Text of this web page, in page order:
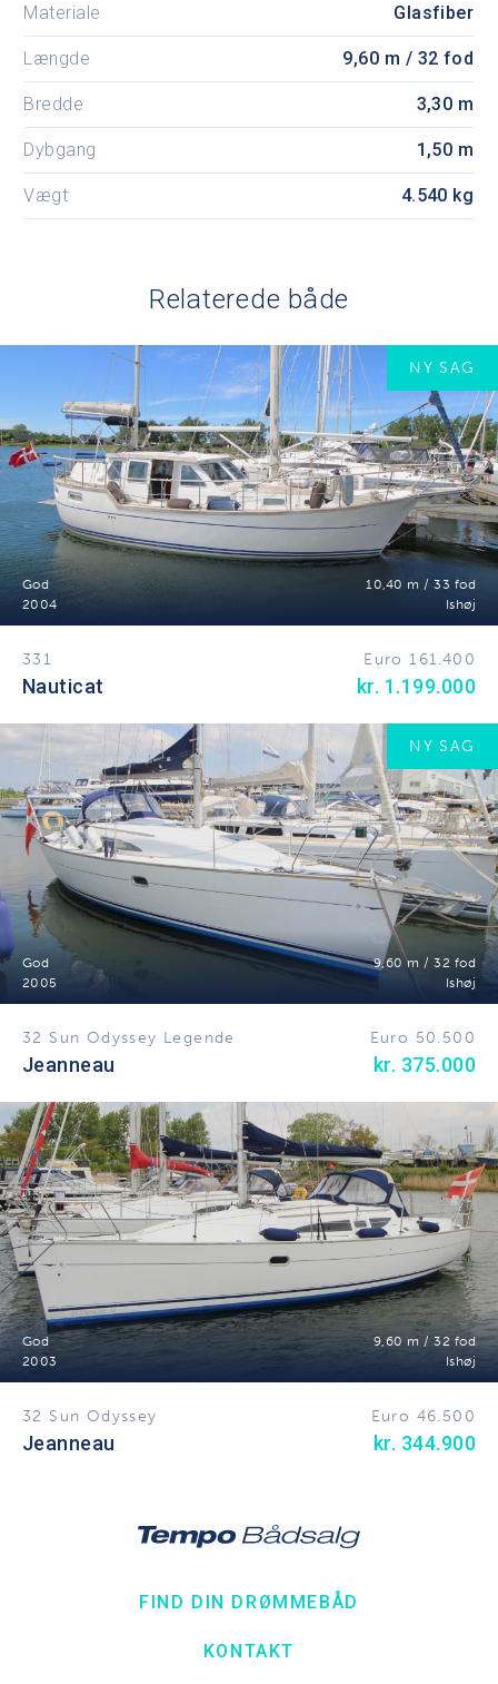
Materiale Glasfiber
Længde 9,60 m / 32 fod
Bredde 3,30 m
Dybgang 1,50 m
Vægt 4.540 kg
Relaterede både
NY SAG
God
10,40 m / 33 fod
2004
Ishøj
331 Euro 161.400
Nauticat kr. 1.199.000
NY SAG
God
9,60 m / 32 fod
2005
Ishøj
32 Sun Odyssey Legende Euro 50.500
Jeanneau kr. 375.000
God
9,60 m / 32 fod
2003
Ishøj
32 Sun Odyssey Euro 46.500
Jeanneau kr. 344.900
FIND DIN DRØMMEBÅD
KONTAKT